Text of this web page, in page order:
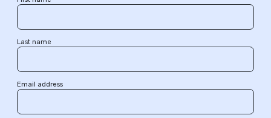
Last name
Email address